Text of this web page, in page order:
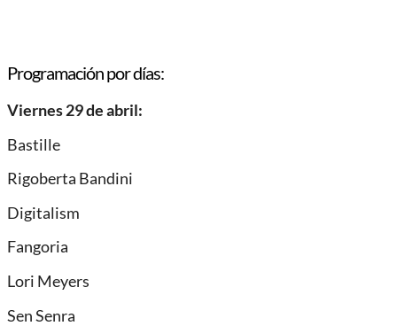
Programación por días:
Viernes 29 de abril:
Bastille
Rigoberta Bandini
Digitalism
Fangoria
Lori Meyers
Sen Senra